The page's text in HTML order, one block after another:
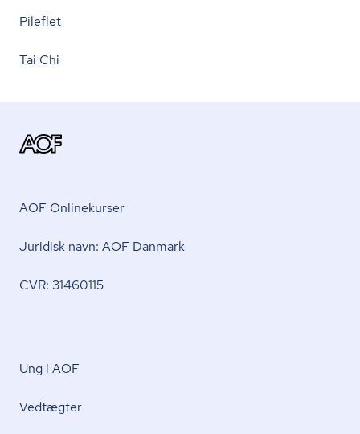
Pileflet
Tai Chi
AOF Onlinekurser
Juridisk navn: AOF Danmark
CVR: 31460115
Ung i AOF
Vedtægter